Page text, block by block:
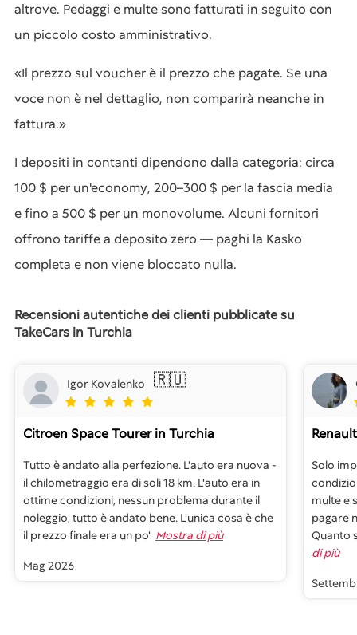
altrove. Pedaggi e multe sono fatturati in seguito con
un piccolo costo amministrativo.
«Il prezzo sul voucher è il prezzo che pagate. Se una
voce non è nel dettaglio, non comparirà neanche in
fattura.»
I depositi in contanti dipendono dalla categoria: circa
100 $ per un'economy, 200–300 $ per la fascia media
e fino a 500 $ per un monovolume. Alcuni fornitori
offrono tariffe a deposito zero — paghi la Kasko
completa e non viene bloccato nulla.
Recensioni autentiche dei clienti pubblicate su
TakeCars in Turchia
Igor Kovalenko 🇷🇺
Citroen Space Tourer in Turchia
Tutto è andato alla perfezione. L'auto era nuova -
il chilometraggio era di soli 18 km. L'auto era in
ottime condizioni, nessun problema durante il
noleggio, tutto è andato bene. L'unica cosa è che
il prezzo finale era un po' Mostra di più
Mag 2026
Solo
multe e
pagare
Quanto
di più